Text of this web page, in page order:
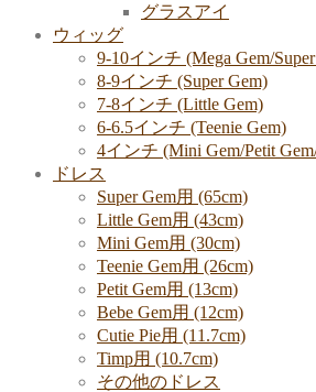
グラスアイ
ウィッグ
9-10インチ (Mega Gem/
8-9インチ (Super Gem)
7-8インチ (Little Gem)
6-6.5インチ (Teenie Gem)
4インチ (Mini Gem/Petit
ドレス
Super Gem用 (65cm)
Little Gem用 (43cm)
Mini Gem用 (30cm)
Teenie Gem用 (26cm)
Petit Gem用 (13cm)
Bebe Gem用 (12cm)
Cutie Pie用 (11.7cm)
Timp用 (10.7cm)
その他のドレス